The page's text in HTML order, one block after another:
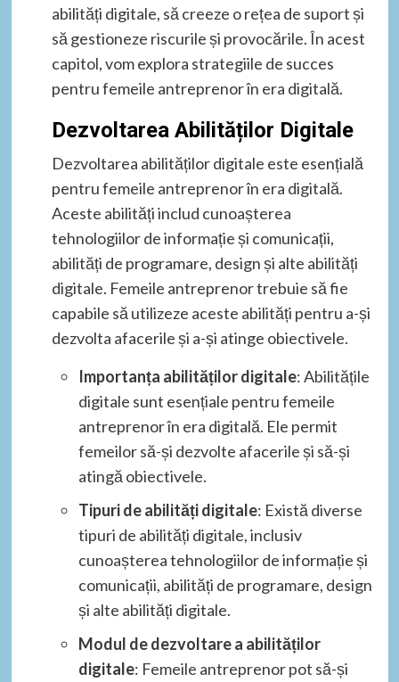
abilități digitale, să creeze o rețea de suport și
să gestioneze riscurile și provocările. În acest
capitol, vom explora strategiile de succes
pentru femeile antreprenor în era digitală.
Dezvoltarea Abilităților Digitale
Dezvoltarea abilităților digitale este esențială
pentru femeile antreprenor în era digitală.
Aceste abilități includ cunoașterea
tehnologiilor de informație și comunicații,
abilități de programare, design și alte abilități
digitale. Femeile antreprenor trebuie să fie
capabile să utilizeze aceste abilități pentru a-și
dezvolta afacerile și a-și atinge obiectivele.
Importanța abilităților digitale: Abilitățile
digitale sunt esențiale pentru femeile
antreprenor în era digitală. Ele permit
femeilor să-și dezvolte afacerile și să-și
atingă obiectivele.
Tipuri de abilități digitale: Există diverse
tipuri de abilități digitale, inclusiv
cunoașterea tehnologiilor de informație și
comunicații, abilități de programare, design
și alte abilități digitale.
Modul de dezvoltare a abilităților
digitale: Femeile antreprenor pot să-și